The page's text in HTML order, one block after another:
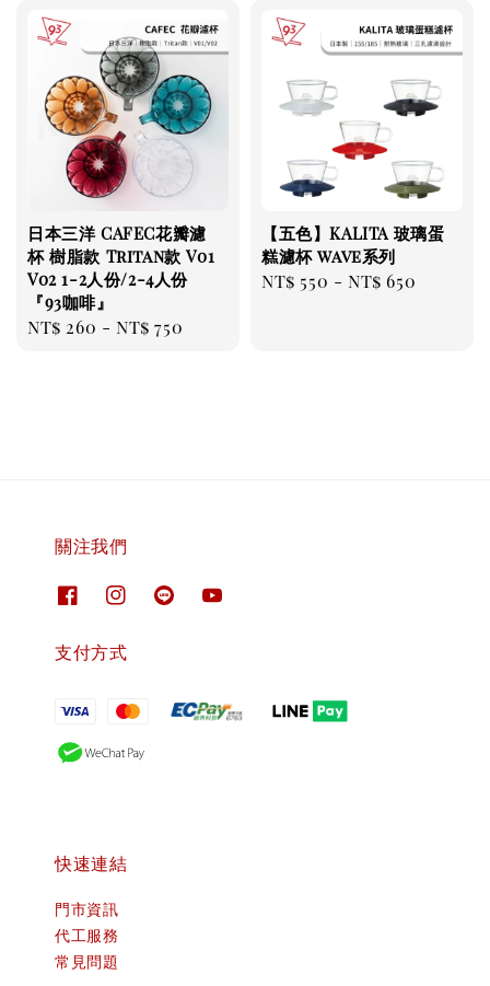
日本三洋 CAFEC花瓣濾
杯 樹脂款 Tritan款 V01
V02 1-2人份/2-4人份
『93咖啡』
Regular
NT$ 260 -NT$ 750
【五色】KALITA 玻璃蛋
糕濾杯 wave系列
Regular
NT$ 550 -NT$ 650
關注我們
支付方式
快速連結
門市資訊
代工服務
常見問題